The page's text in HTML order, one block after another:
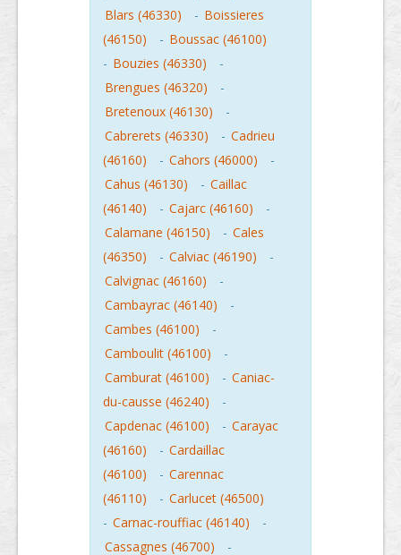
Blars (46330)
- Boissieres
(46150)
- Boussac (46100)
- Bouzies (46330)
-
Brengues (46320)
-
Bretenoux (46130)
-
Cabrerets (46330)
- Cadrieu
(46160)
- Cahors (46000)
-
Cahus (46130)
- Caillac
(46140)
- Cajarc (46160)
-
Calamane (46150)
- Cales
(46350)
- Calviac (46190)
-
Calvignac (46160)
-
Cambayrac (46140)
-
Cambes (46100)
-
Camboulit (46100)
-
Camburat (46100)
- Caniac-
du-causse (46240)
-
Capdenac (46100)
- Carayac
(46160)
- Cardaillac
(46100)
- Carennac
(46110)
- Carlucet (46500)
- Carnac-rouffiac (46140)
-
Cassagnes (46700)
-